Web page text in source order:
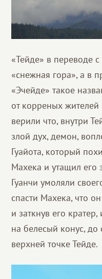
«Тейде» в переводе
«снежная гора», а в
«Эчейде» такое
от корреных жителей
верили что, внутри
злой дух, демон,
Гуайота, который
Махека и утащил его
Гуанчи умоляли
спасти Махека, что
и заткнув его
на белесый конус, до
верхней точке Тейде.